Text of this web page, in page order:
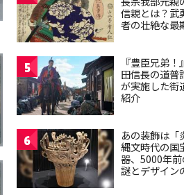
信親とは？武
者の壮絶な最
5
『豊臣兄弟
田信長の道普
が実施した街
紹介
6
あの装飾は「
縄文時代の国
器、5000年
謎とデザイン